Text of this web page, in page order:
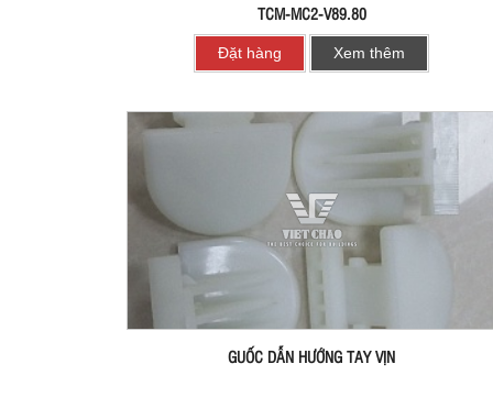
TCM-MC2-V89.80
Đặt hàng Xem thêm
GUỐC DẪN HƯỚNG TAY VỊN